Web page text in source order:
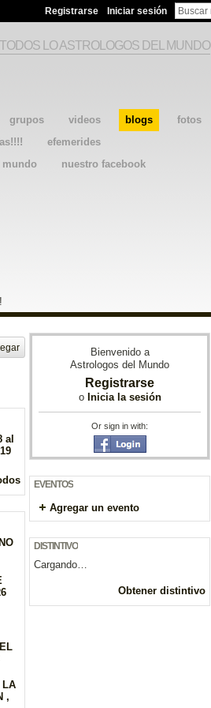
Registrarse Iniciar sesión
grupos videos blogs
fotos
efemerides
mundo
nuestro facebook
LO ASTROLOGOS DEL MUNDO
al
LA
,
Bienvenido a
Astrologos del Mundo
Registrarse
o Inicia la sesión
Or sign in with:
EVENTOS
Agregar un evento
DISTINTIVO
Cargando…
Obtener distintivo